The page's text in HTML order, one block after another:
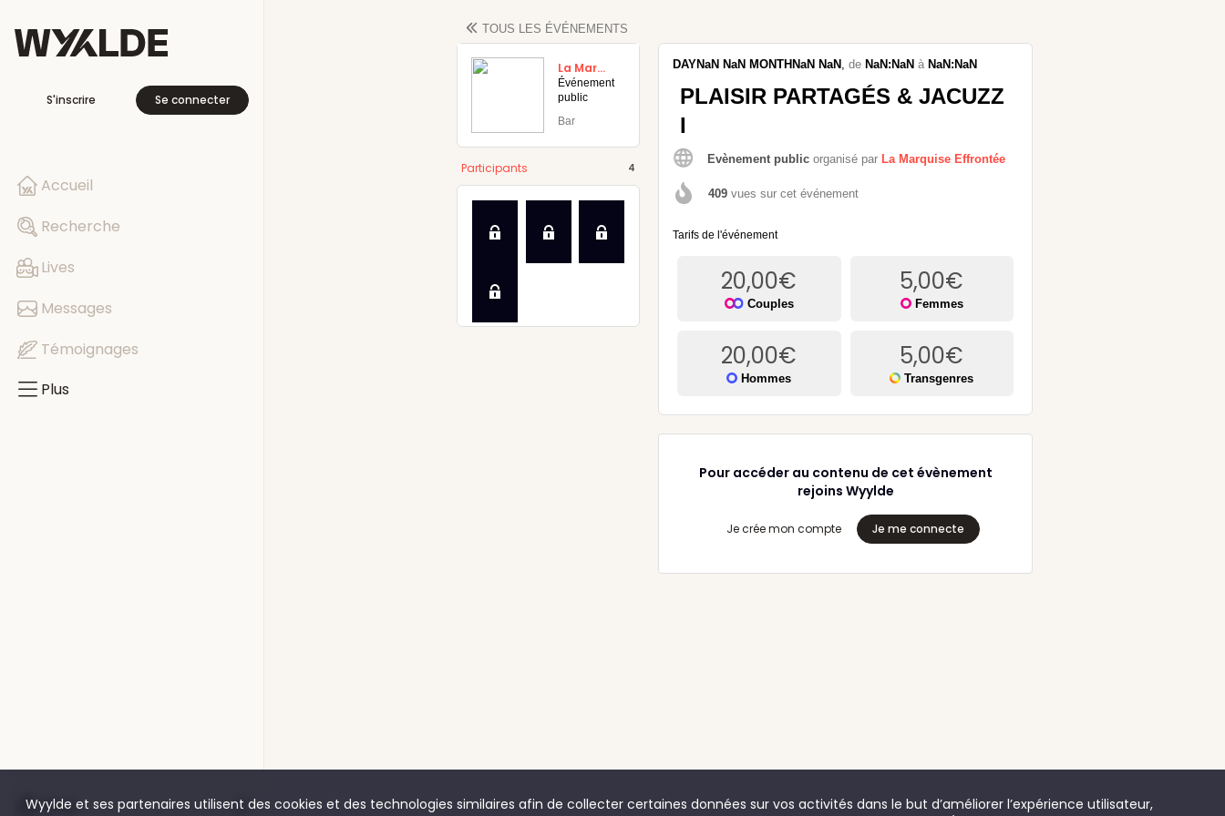
S'inscrire Se connecter
Accueil
Recherche
Lives
Messages
Témoignages
Plus
Shop
TOUS LES ÉVÉNEMENTS
La Marquise Effrontée
Événement
public
Bar
4
Participants
DAYNaN NaN MONTHNaN NaN ,de NaN:NaN à NaN:NaN
PLAISIR PARTAGÉS & JACUZZ
I
Evènement public organisé par La Marquise Effrontée
409 vues sur cet événement
Tarifs de l'événement
20,00€
Couples
5,00€
Femmes
20,00€
Hommes
5,00€
Transgenres
Pour accéder au contenu de cet évènement
rejoins Wyylde
Je crée mon compte Je me connecte
Wyylde et ses partenaires utilisent des cookies et des technologies similaires afin de collecter certaines données sur vos activités dans le but d’améliorer l’expérience utilisateur,